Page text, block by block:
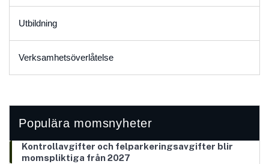
Utbildning
Verksamhetsöverlåtelse
Populära momsnyheter
Kontrollavgifter och felparkeringsavgifter blir
momspliktiga från 2027